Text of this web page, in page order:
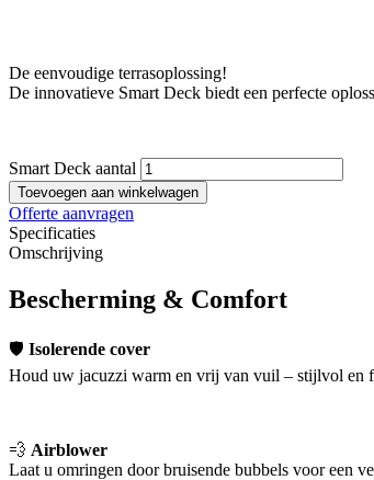
De eenvoudige terrasoplossing!
De innovatieve Smart Deck biedt een perfecte
Smart Deck aantal
Toevoegen aan winkelwagen
Offerte aanvragen
Specificaties
Omschrijving
Bescherming & Comfort
🛡 Isolerende cover
Houd uw jacuzzi warm en vrij van vuil – stijlvol en
💨 Airblower
Laat u omringen door bruisende bubbels voor een